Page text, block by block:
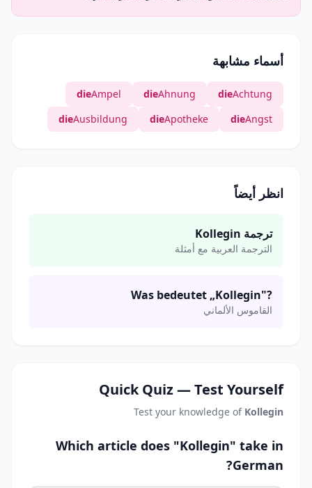
أسماء مشابهة
dieAchtung
dieAhnung
dieAmpel
dieAngst
dieApotheke
dieAusbildung
انظر أيضاً
ترجمة Kollegin
الترجمة العربية مع أمثلة
Was bedeutet „Kollegin"?
القاموس الألماني
Quick Quiz — Test Yourself
Test your knowledge of Kollegin
Which article does "Kollegin" take in
German?